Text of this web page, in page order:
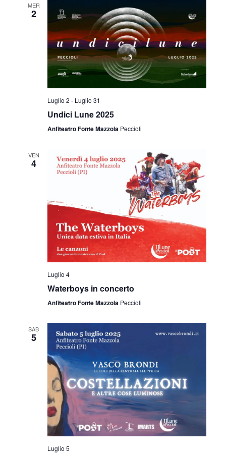
MER
2
Luglio 2 - Luglio 31
Undici Lune 2025
Anfiteatro Fonte Mazzola Peccioli
VEN
4
Luglio 4
Waterboys in concerto
Anfiteatro Fonte Mazzola Peccioli
SAB
5
Luglio 5